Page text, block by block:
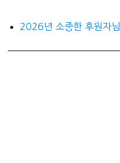
2026년 소중한 후원자님